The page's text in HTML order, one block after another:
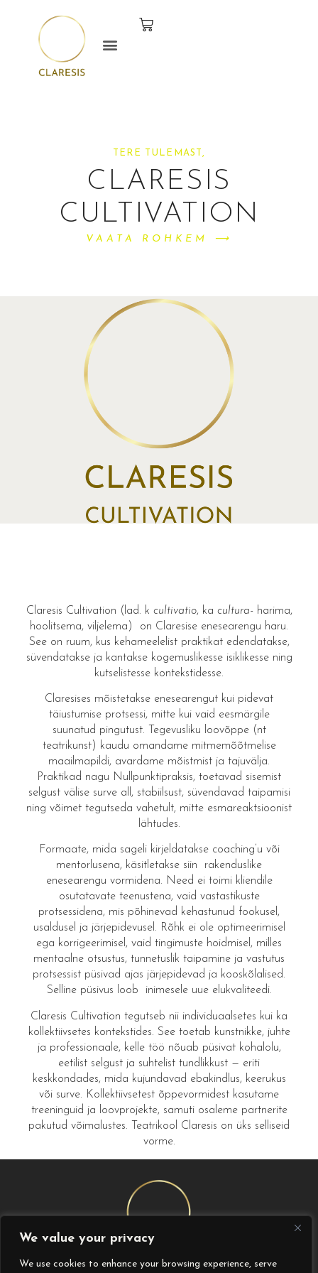
We value your privacy
We use cookies to enhance your browsing experience, serve
TERE TULEMAST,
CLARESIS
CULTIVATION
VAATA ROHKEM ⟶
Claresis Cultivation (lad. k cultivatio, ka cultura- harima,
hoolitsema, viljelema) on Claresise enesearengu haru.
See on ruum, kus kehameelelist praktikat edendatakse,
süvendatakse ja kantakse kogemuslikesse isiklikesse ning
kutselistesse kontekstidesse.
Claresises mõistetakse enesearengut kui pidevat
täiustumise protsessi, mitte kui vaid eesmärgile
suunatud pingutust. Tegevusliku loovõppe (nt
teatrikunst) kaudu omandame mitmemõõtmelise
maailmapildi, avardame mõistmist ja tajuvälja.
Praktikad nagu Nullpunktipraksis, toetavad sisemist
selgust välise surve all, stabiilsust, süvendavad taipamisi
ning võimet tegutseda vahetult, mitte esmareaktsioonist
lähtudes.
Formaate, mida sageli kirjeldatakse coaching’u või
mentorlusena, käsitletakse siin rakenduslike
enesearengu vormidena. Need ei toimi kliendile
osutatavate teenustena, vaid vastastikuste
protsessidena, mis põhinevad kehastunud fookusel,
usaldusel ja järjepidevusel. Rõhk ei ole optimeerimisel
ega korrigeerimisel, vaid tingimuste hoidmisel, milles
mentaalne otsustus, tunnetuslik taipamine ja vastutus
protsessist püsivad ajas järjepidevad ja kooskõlalised.
Selline püsivus loob inimesele uue elukvaliteedi.
Claresis Cultivation tegutseb nii individuaalsetes kui ka
kollektiivsetes kontekstides. See toetab kunstnikke, juhte
ja professionaale, kelle töö nõuab püsivat kohalolu,
eetilist selgust ja suhtelist tundlikkust — eriti
keskkondades, mida kujundavad ebakindlus, keerukus
või surve. Kollektiivsetest õppevormidest kasutame
treeninguid ja loovprojekte, samuti osaleme partnerite
pakutud võimalustes. Teatrikool Claresis on üks selliseid
vorme.